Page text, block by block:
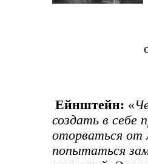
Ейнштейн: «
создать в себе
оторваться от
попытаться